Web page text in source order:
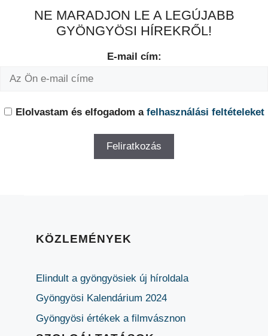
NE MARADJON LE A LEGÚJABB
GYÖNGYÖSI HÍREKRŐL!
E-mail cím:
Elolvastam és elfogadom a felhasználási feltételeket
KÖZLEMÉNYEK
Elindult a gyöngyösiek új híroldala
Gyöngyösi Kalendárium 2024
Gyöngyösi értékek a filmvásznon